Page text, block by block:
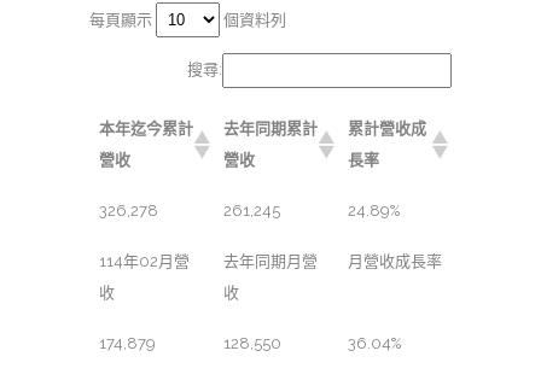
每頁顯示 個資料列
搜尋:
本年迄今累計
營收
去年同期累計
營收
累計營收成
長率
326,278 261,245 24.89%
114年02月營
收
去年同期月營
收
月營收成長率
174,879 128,550 36.04%